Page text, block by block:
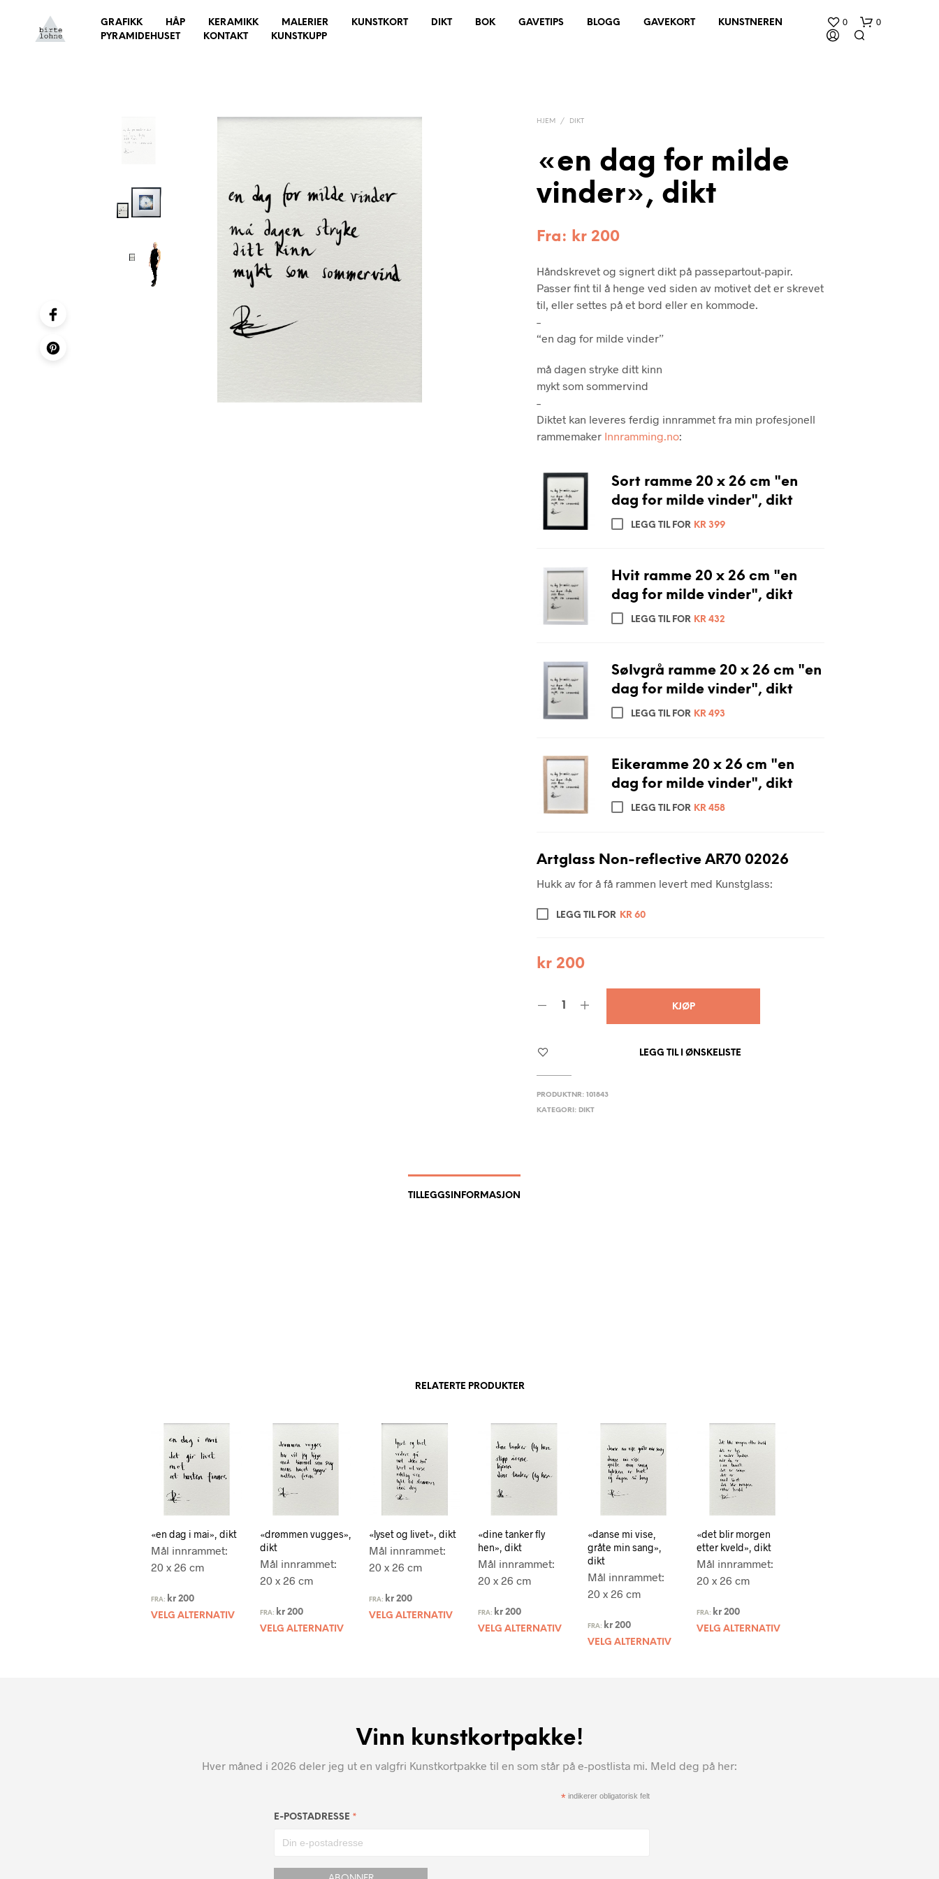
GRAFIKK HÅP KERAMIKK MALERIER KUNSTKORT DIKT BOK GAVETIPS BLOGG GAVEKORT
KUNSTNEREN
PYRAMIDEHUSET
KONTAKT KUNSTKUPP
0 0
HJEM / DIKT
«en dag for milde
vinder», dikt
Fra: kr 200
Håndskrevet og signert dikt på passepartout-papir.
Passer fint til å henge ved siden av motivet det er skrevet
til, eller settes på et bord eller en kommode.
–
“en dag for milde vinder”
må dagen stryke ditt kinn
mykt som sommervind
–
Diktet kan leveres ferdig innrammet fra min profesjonell
rammemaker Innramming.no:
Sort ramme 20 x 26 cm "en
dag for milde vinder", dikt
LEGG TIL FOR KR 399
Hvit ramme 20 x 26 cm "en
dag for milde vinder", dikt
LEGG TIL FOR KR 432
Sølvgrå ramme 20 x 26 cm "en
dag for milde vinder", dikt
LEGG TIL FOR KR 493
Eikeramme 20 x 26 cm "en
dag for milde vinder", dikt
LEGG TIL FOR KR 458
Artglass Non-reflective AR70 02026
Hukk av for å få rammen levert med Kunstglass:
LEGG TIL FOR KR 60
kr 200
KJØP
LEGG TIL I ØNSKELISTE
PRODUKTNR:101843
KATEGORI: DIKT
TILLEGGSINFORMASJON
RELATERTE PRODUKTER
«en dag i mai», dikt
Mål innrammet:
20 x 26 cm
FRA: kr200
VELG ALTERNATIV
«drømmen vugges»,
dikt
Mål innrammet:
20 x 26 cm
FRA: kr200
VELG ALTERNATIV
«lyset og livet», dikt
Mål innrammet:
20 x 26 cm
FRA: kr 200
VELG ALTERNATIV
«dine tanker fly
hen», dikt
Mål innrammet:
20 x 26 cm
FRA: kr 200
VELG ALTERNATIV
«danse mi vise,
gråte min sang»,
dikt
Mål innrammet:
20 x 26 cm
FRA: kr200
VELG ALTERNATIV
«det blir morgen
etter kveld», dikt
Mål innrammet:
20 x 26 cm
FRA: kr 200
VELG ALTERNATIV
Vinn kunstkortpakke!
Hver måned i 2026 deler jeg ut en valgfri Kunstkortpakke til en som står på e-postlista mi. Meld deg på her:
*indikerer obligatorisk felt
E-POSTADRESSE *